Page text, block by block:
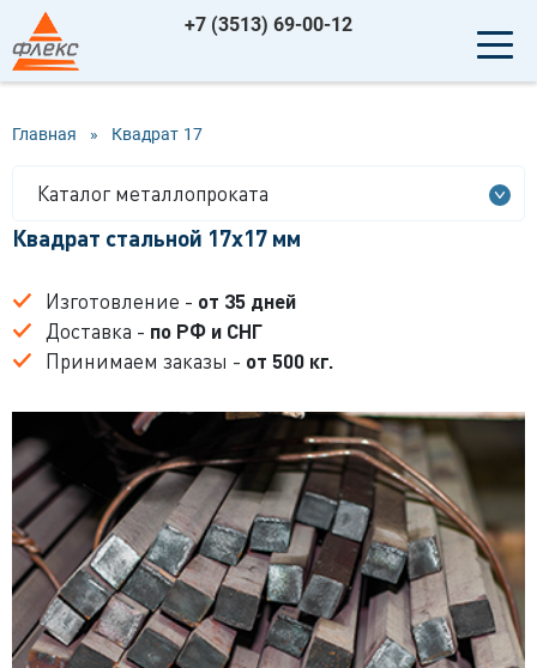
+7 (3513) 69-00-12
Главная » Квадрат 17
Каталог металлопроката
Квадрат стальной 17x17 мм
Изготовление - от 35 дней
Доставка - по РФ и СНГ
Принимаем заказы - от 500 кг.